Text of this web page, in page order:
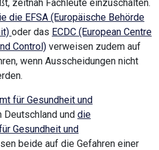
zeitnah Fachleute einzuschalten.
die EFSA (Europäische Behörde
oder das ECDC (European Centre
Control) verweisen zudem auf
wenn Ausscheidungen nicht
für Gesundheit und
Deutschland und die
Gesundheit und
beide auf die Gefahren einer